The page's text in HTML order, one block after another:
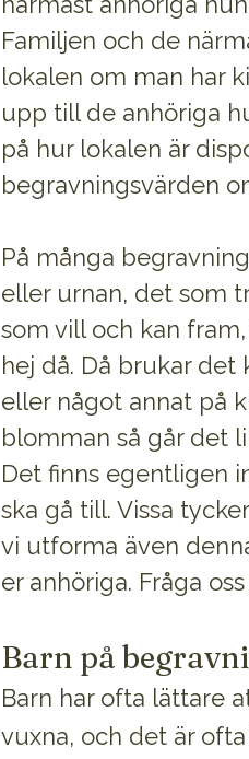
Familjen och de
lokalen om man har
upp till de anhöriga
på hur lokalen är
begravningsvärden
På många
eller urnan, det som
som vill och kan
hej då. Då brukar
eller något annat på
blomman så går det
Det finns egentligen
ska gå till. Vissa
vi utforma även
er anhöriga. Fråga
Barn på
Barn har ofta lättare
vuxna, och det är